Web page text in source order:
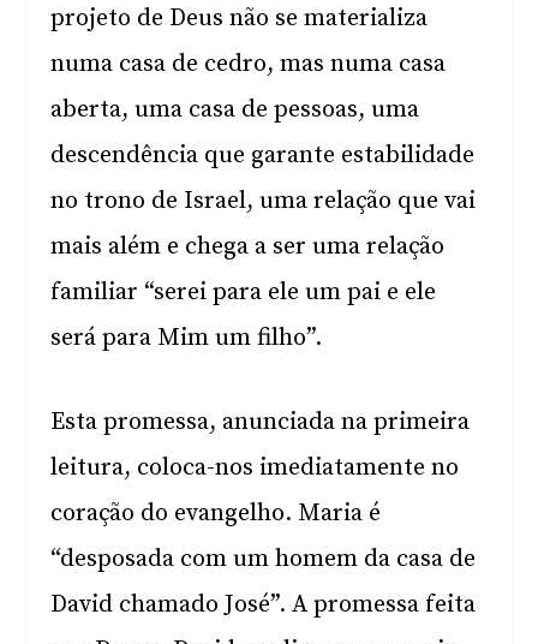
projeto de Deus não se materializa
numa casa de cedro, mas numa casa
aberta, uma casa de pessoas, uma
descendência que garante estabilidade
no trono de Israel, uma relação que vai
mais além e chega a ser uma relação
familiar “serei para ele um pai e ele
será para Mim um filho”.
Esta promessa, anunciada na primeira
leitura, coloca-nos imediatamente no
coração do evangelho. Maria é
“desposada com um homem da casa de
David chamado José”. A promessa feita